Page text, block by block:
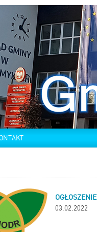
OGŁOSZENIE
03.02.2022